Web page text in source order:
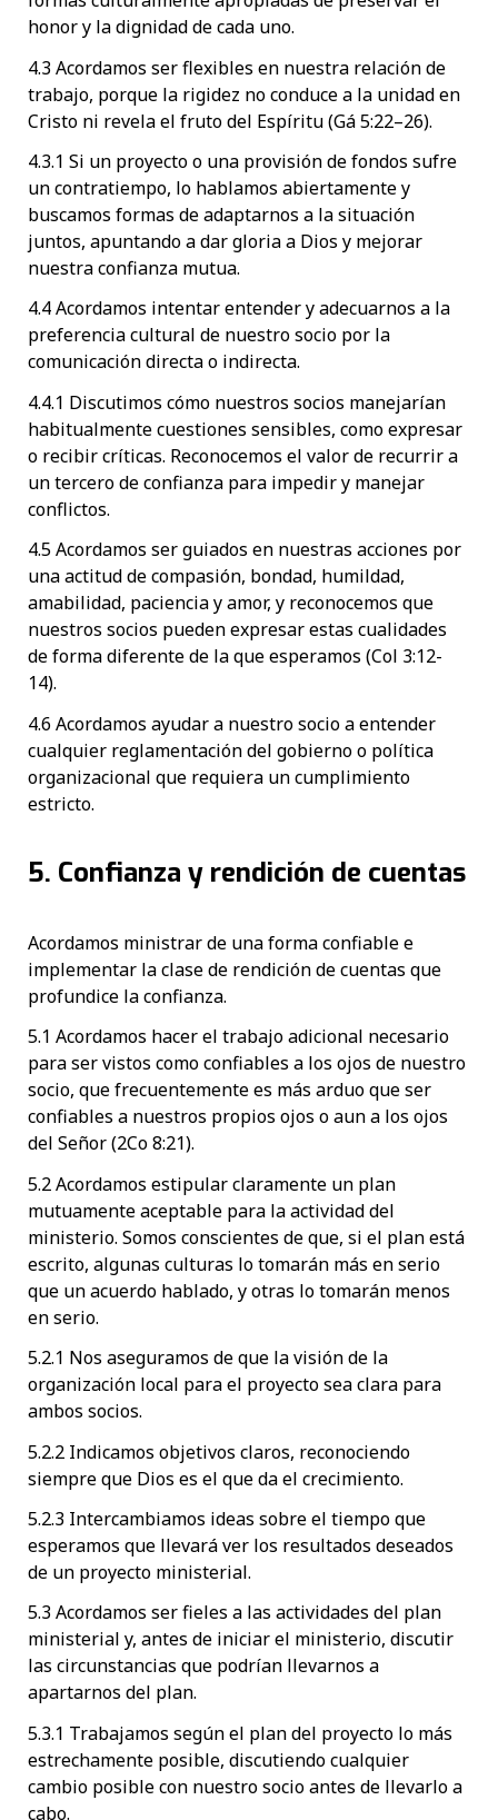
honor y la dignidad de cada uno.
4.3 Acordamos ser flexibles en nuestra relación de
trabajo, porque la rigidez no conduce a la unidad en
Cristo ni revela el fruto del Espíritu (Gá 5:22–26).
4.3.1 Si un proyecto o una provisión de fondos sufre
un contratiempo, lo hablamos abiertamente y
buscamos formas de adaptarnos a la situación
juntos, apuntando a dar gloria a Dios y mejorar
nuestra confianza mutua.
4.4 Acordamos intentar entender y adecuarnos a la
preferencia cultural de nuestro socio por la
comunicación directa o indirecta.
4.4.1 Discutimos cómo nuestros socios manejarían
habitualmente cuestiones sensibles, como expresar
o recibir críticas. Reconocemos el valor de recurrir a
un tercero de confianza para impedir y manejar
conflictos.
4.5 Acordamos ser guiados en nuestras acciones por
una actitud de compasión, bondad, humildad,
amabilidad, paciencia y amor, y reconocemos que
nuestros socios pueden expresar estas cualidades
de forma diferente de la que esperamos (Col 3:12-
14).
4.6 Acordamos ayudar a nuestro socio a entender
cualquier reglamentación del gobierno o política
organizacional que requiera un cumplimiento
estricto.
5. Confianza y rendición de cuentas
Acordamos ministrar de una forma confiable e
implementar la clase de rendición de cuentas que
profundice la confianza.
5.1 Acordamos hacer el trabajo adicional necesario
para ser vistos como confiables a los ojos de nuestro
socio, que frecuentemente es más arduo que ser
confiables a nuestros propios ojos o aun a los ojos
del Señor (2Co 8:21).
5.2 Acordamos estipular claramente un plan
mutuamente aceptable para la actividad del
ministerio. Somos conscientes de que, si el plan está
escrito, algunas culturas lo tomarán más en serio
que un acuerdo hablado, y otras lo tomarán menos
en serio.
5.2.1 Nos aseguramos de que la visión de la
organización local para el proyecto sea clara para
ambos socios.
5.2.2 Indicamos objetivos claros, reconociendo
siempre que Dios es el que da el crecimiento.
5.2.3 Intercambiamos ideas sobre el tiempo que
esperamos que llevará ver los resultados deseados
de un proyecto ministerial.
5.3 Acordamos ser fieles a las actividades del plan
ministerial y, antes de iniciar el ministerio, discutir
las circunstancias que podrían llevarnos a
apartarnos del plan.
5.3.1 Trabajamos según el plan del proyecto lo más
estrechamente posible, discutiendo cualquier
cambio posible con nuestro socio antes de llevarlo a
cabo.